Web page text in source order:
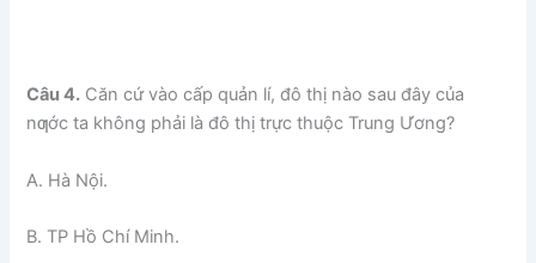
Câu 4. Căn cứ vào cấp quản lí, đô thị nào sau đây của
nƣớc ta không phải là đô thị trực thuộc Trung Ương?
A. Hà Nội.
B. TP Hồ Chí Minh.